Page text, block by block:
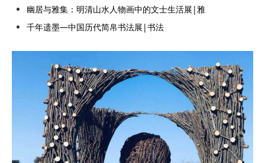
幽居与雅集：明清山水人物画中的文士生活展|雅
千年遗墨—中国历代简帛书法展|书法